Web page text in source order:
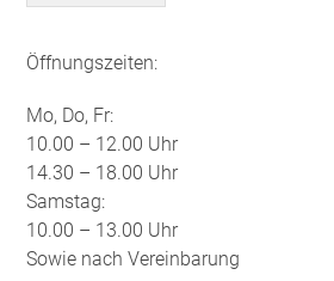
Öffnungszeiten:
Mo, Do, Fr:
10.00 – 12.00 Uhr
14.30 – 18.00 Uhr
Samstag:
10.00 – 13.00 Uhr
Sowie nach Vereinbarung